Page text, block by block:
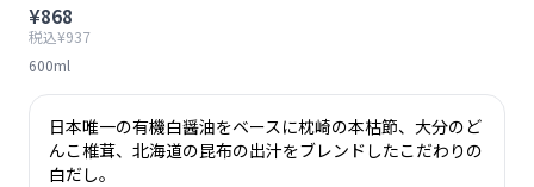
¥868
税込¥937
600ml
日本唯一の有機白醤油をベースに枕崎の本枯節、大分のど
んこ椎茸、北海道の昆布の出汁をブレンドしたこだわりの
白だし。